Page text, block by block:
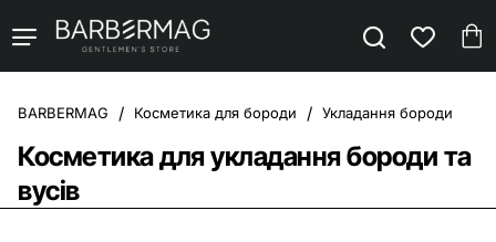
Косметика для укладання бороди та
вусів
Косметика для бороди Укладання бороди